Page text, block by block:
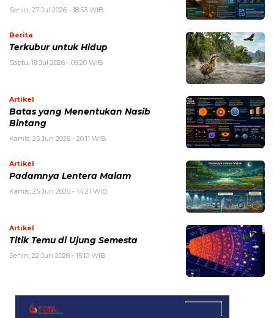
Senin, 27 Jul 2026 - 18:53 WIB
Berita
Terkubur untuk Hidup
Sabtu, 18 Jul 2026 - 09:20 WIB
Artikel
Batas yang Menentukan Nasib
Bintang
Kamis, 25 Jun 2026 - 20:11 WIB
Artikel
Padamnya Lentera Malam
Kamis, 25 Jun 2026 - 14:21 WIB
Artikel
Titik Temu di Ujung Semesta
Senin, 22 Jun 2026 - 15:10 WIB